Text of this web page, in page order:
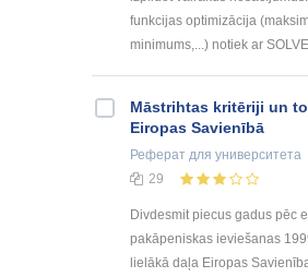
funkcijas optimizācija
minimums,...) notiek ar
Māstrihtas kritēriji un
Eiropas Savienībā
Реферат для университета
29
Divdesmit piecus gadus pēc
pakāpeniskas ieviešanas
lielākā daļa Eiropas